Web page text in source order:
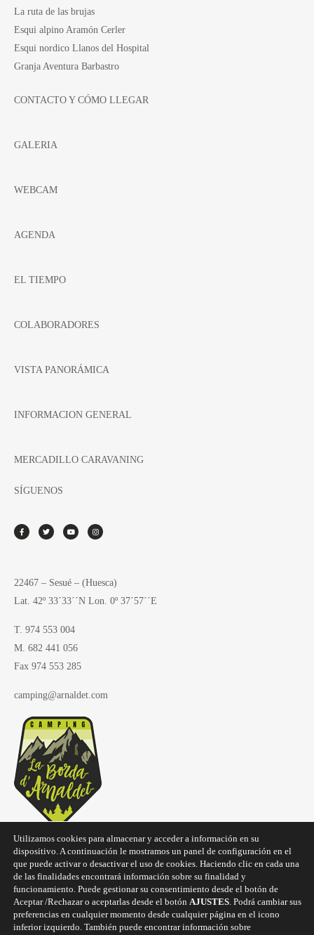
La ruta de las brujas
Esqui alpino Aramón Cerler
Esqui nordico Llanos del Hospital
Granja Aventura Barbastro
CONTACTO Y CÓMO LLEGAR
GALERIA
WEBCAM
AGENDA
EL TIEMPO
COLABORADORES
VISTA PANORÁMICA
INFORMACION GENERAL
MERCADILLO CARAVANING
SÍGUENOS
22467 – Sesué – (Huesca)
Lat. 42º 33´33´´N Lon. 0º 37´57´´E
T. 974 553 004
M. 682 441 056
Fax 974 553 285
camping@arnaldet.com
Copyright © 2025Camping La Borda d'Arnaldet
Utilizamos cookies para almacenar y acceder a información en su
dispositivo. A continuación le mostramos un panel de configuración en el
que puede activar o desactivar el uso de cookies. Haciendo clic en cada una
de las finalidades encontrará información sobre su finalidad y
funcionamiento. Puede gestionar su consentimiento desde el botón de
Aceptar /Rechazar o aceptarlas desde el botón AJUSTES. Podrá cambiar sus
preferencias en cualquier momento desde cualquier página en el icono
inferior izquierdo. También puede encontrar información sobre